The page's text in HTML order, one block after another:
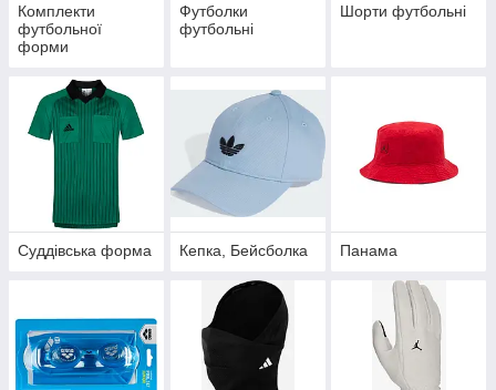
Комплекти
футбольної
форми
Футболки
футбольні
Шорти футбольні
Суддівська форма Кепка, Бейсболка Панама